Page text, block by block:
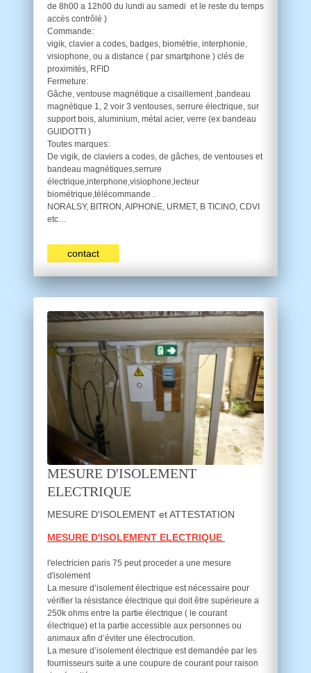
de 8h00 a 12h00 du lundi au samedi et le reste du temps
accès contrôlé )
Commande:
vigik, clavier a codes, badges, biométrie, interphonie,
visiophone, ou a distance ( par smartphone ) clés de
proximités, RFID
Fermeture:
Gâche, ventouse magnétique a cisaillement ,bandeau
magnétique 1, 2 voir 3 ventouses, serrure électrique, sur
support bois, aluminium, métal acier, verre (ex bandeau
GUIDOTTI )
Toutes marques:
De vigik, de claviers a codes, de gâches, de ventouses et
bandeau magnétiques,serrure
électrique,interphone,visiophone,lecteur
biométrique,télécommande .
NORALSY, BITRON, AIPHONE, URMET, B TICINO, CDVI
etc…
contact
MESURE D'ISOLEMENT
ELECTRIQUE
MESURE D'ISOLEMENT et ATTESTATION
MESURE D'ISOLEMENT ELECTRIQUE
l'electricien paris 75 peut proceder a une mesure
d'isolement
La mesure d’isolement électrique est nécessaire pour
vérifier la résistance électrique qui doit être supérieure a
250k ohms entre la partie électrique ( le courant
électrique) et la partie accessible aux personnes ou
animaux afin d’éviter une électrocution.
La mesure d’isolement électrique est demandée par les
fournisseurs suite a une coupure de courant pour raison